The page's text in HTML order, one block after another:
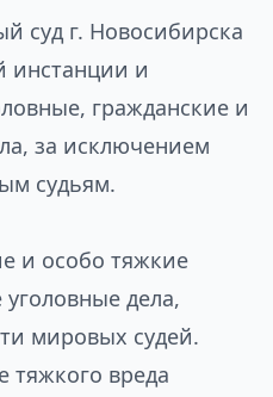
суд г. Новосибирска
инстанции и
гражданские и
за исключением
судьям.
и особо тяжкие
дела,
мировых судей.
тяжкого вреда